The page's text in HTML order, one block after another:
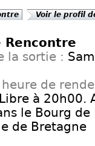
Voir le profil
Rencontre
la sortie :
de
à 20h00.
le Bourg
de Bretagne